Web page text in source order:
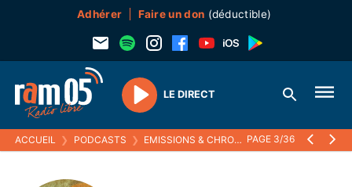
Adhérer Faire un don (déductible)
Play
LE DIRECT
ACCUEIL ❯ PODCASTS ❯ EMISSIONS & CHRONIQUES ❯ ECOUTEZ
PAGE 3/36